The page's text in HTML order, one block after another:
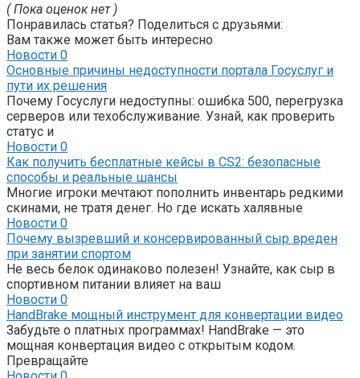
( Пока оценок нет )
Понравилась статья? Поделиться с друзьями:
Вам также может быть интересно
Новости 0
Основные причины недоступности портала Госуслуг и
пути их решения
Почему Госуслуги недоступны: ошибка 500, перегрузка
серверов или техобслуживание. Узнай, как проверить
статус и
Новости 0
Как получить бесплатные кейсы в CS2: безопасные
способы и реальные шансы
Многие игроки мечтают пополнить инвентарь редкими
скинами, не тратя денег. Но где искать халявные
Новости 0
Почему вызревший и консервированный сыр вреден
при занятии спортом
Не весь белок одинаково полезен! Узнайте, как сыр в
спортивном питании влияет на ваш
Новости 0
HandBrake мощный инструмент для конвертации видео
Забудьте о платных программах! HandBrake — это
мощная конвертация видео с открытым кодом.
Превращайте